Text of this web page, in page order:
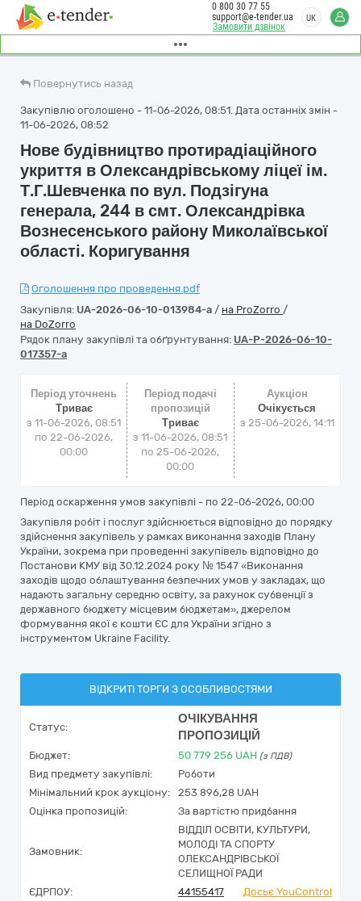
Замовити дзвінок
0 800 30 77 55
support@e-tender.ua
UK
Повернутись назад
Закупівлю оголошено - 11-06-2026, 08:51. Дата останніх змін -
11-06-2026, 08:52
Нове будівництво протирадіаційного
укриття в Олександрівському ліцеї ім.
Т.Г.Шевченка по вул. Подзігуна
генерала, 244 в смт. Олександрівка
Вознесенського району Миколаївської
області. Коригування
Оголошення про проведення.pdf
Закупівля: UA-2026-06-10-013984-a / на ProZorro /
на DoZorro
Рядок плану закупівлі та обґрунтування: UA-P-2026-06-10-
017357-a
Період уточнень
Триває
з 11-06-2026, 08:51
по 22-06-2026,
00:00
Період подачі
пропозицій
Триває
з 11-06-2026, 08:51
по 25-06-2026,
00:00
Аукціон
Очікується
з 25-06-2026, 14:11
Період оскарження умов закупівлі - по 22-06-2026, 00:00
Закупівля робіт і послуг здійснюється відповідно до порядку
здійснення закупівель у рамках виконання заходів Плану
України, зокрема при проведенні закупівель відповідно до
Постанови КМУ від 30.12.2024 року № 1547 «Виконання
заходів щодо облаштування безпечних умов у закладах, що
надають загальну середню освіту, за рахунок субвенції з
державного бюджету місцевим бюджетам», джерелом
формування якої є кошти ЄС для України згідно з
інструментом Ukraine Facility.
ВІДКРИТІ ТОРГИ З ОСОБЛИВОСТЯМИ
Статус:
ОЧІКУВАННЯ
ПРОПОЗИЦІЙ
Бюджет: 50 779 256 UAH (з ПДВ)
Вид предмету закупівлі:
Роботи
Мінімальний крок аукціону:
253 896,28 UAH
Оцінка пропозицій:
За вартістю придбання
Замовник:
ВІДДІЛ ОСВІТИ, КУЛЬТУРИ,
МОЛОДІ ТА СПОРТУ
ОЛЕКСАНДРІВСЬКОЇ
СЕЛИЩНОЇ РАДИ
ЄДРПОУ:
44155417
Досьє YouControl